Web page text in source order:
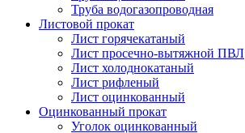
Труба водогазопроводная
Листовой прокат
Лист горячекатаный
Лист просечно-вытяжной ПВЛ
Лист холоднокатаный
Лист рифленый
Лист оцинкованный
Оцинкованный прокат
Уголок оцинкованный